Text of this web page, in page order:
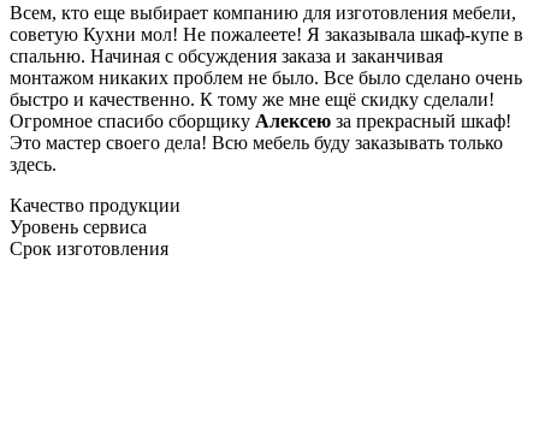
Всем, кто еще выбирает компанию для изготовления мебели,
советую Кухни мол! Не пожалеете! Я заказывала шкаф-купе в
спальню. Начиная с обсуждения заказа и заканчивая
монтажом никаких проблем не было. Все было сделано очень
быстро и качественно. К тому же мне ещё скидку сделали!
Огромное спасибо сборщику Алексею за прекрасный шкаф!
Это мастер своего дела! Всю мебель буду заказывать только
здесь.
Качество продукции
Уровень сервиса
Срок изготовления